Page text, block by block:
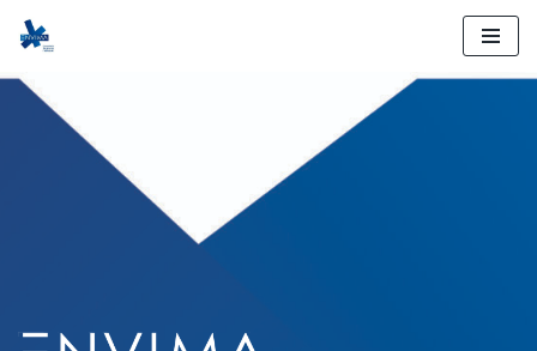
to
content